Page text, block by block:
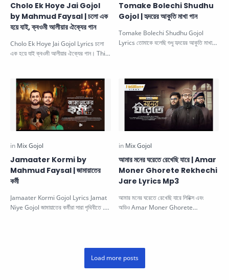
Cholo Ek Hoye Jai Gojol
by Mahmud Faysal | চলো এক
হয়ে যাই, ক্বওমী আলীয়ার ঐক্যের গান
Cholo Ek Hoye Jai Gojol Lyrics চলো
এক হয়ে যাই ক্বওমী আলীয়ার ঐক্যের গান। This
Tomake Bolechi Shudhu
Gojol | হৃদয়ের আকুতি মাখা গান
Tomake Bolechi Shudhu Gojol
Lyrics তোমাকে বলেছি শুধু হৃদয়ের আকুতি মাখা
Jamaater Kormi by
Mahmud Faysal | জামায়াতের
কর্মী
Jamaater Kormi Gojol Lyrics Jamat
Niye Gojol জামায়াতের কর্মীরা সারা পৃথিবীতে .
আমার মনের ঘরেতে রেখেছি যারে | Amar
Moner Ghorete Rekhechi
Jare Lyrics Mp3
আমার মনের ঘরেতে রেখেছি যারে লিরিক্স এবং
অডিও Amar Moner Ghorete